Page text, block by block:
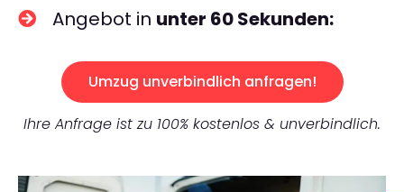
Angebot in unter 60 Sekunden:
Umzug unverbindlich anfragen!
Ihre Anfrage ist zu 100% kostenlos & unverbindlich.